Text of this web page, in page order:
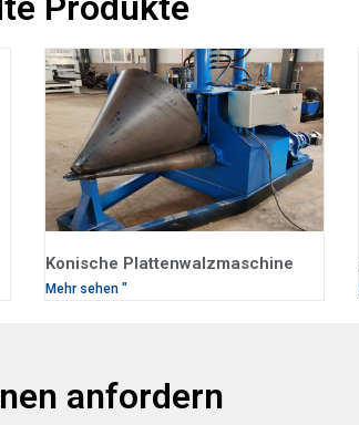
Konische Plattenwalzmaschine
Mehr sehen "
anfordern